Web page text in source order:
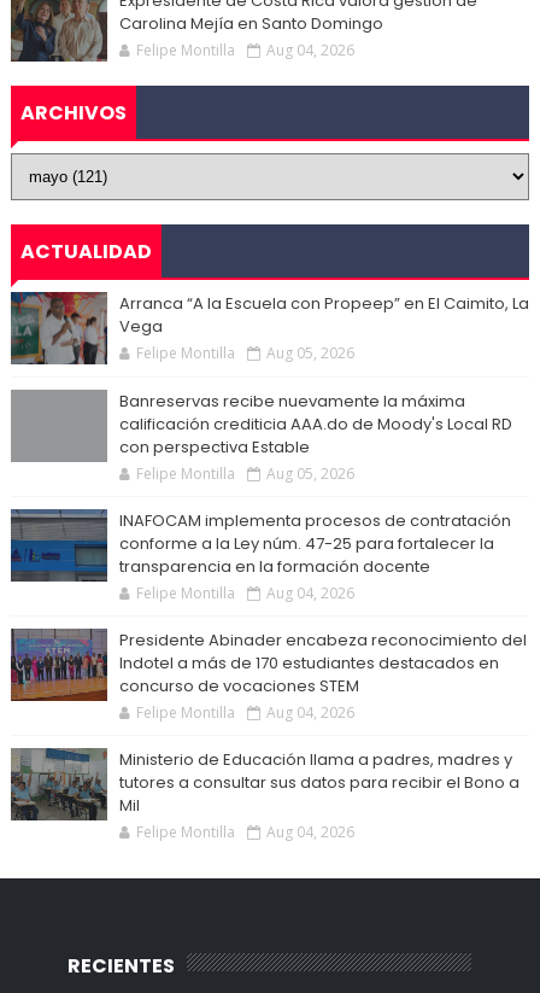
Carolina Mejía en Santo Domingo
Felipe Montilla Aug 04, 2026
ARCHIVOS
ACTUALIDAD
Arranca “A la Escuela con Propeep” en El Caimito, La
Vega
Felipe Montilla Aug 05, 2026
Banreservas recibe nuevamente la máxima
calificación crediticia AAA.do de Moody's Local RD
con perspectiva Estable
Felipe Montilla Aug 05, 2026
INAFOCAM implementa procesos de contratación
conforme a la Ley núm. 47-25 para fortalecer la
transparencia en la formación docente
Felipe Montilla Aug 04, 2026
Presidente Abinader encabeza reconocimiento del
Indotel a más de 170 estudiantes destacados en
concurso de vocaciones STEM
Felipe Montilla Aug 04, 2026
Ministerio de Educación llama a padres, madres y
tutores a consultar sus datos para recibir el Bono a
Mil
Felipe Montilla Aug 04, 2026
RECIENTES